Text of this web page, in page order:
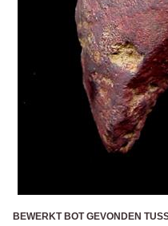
BEWERKT BOT GEVONDEN